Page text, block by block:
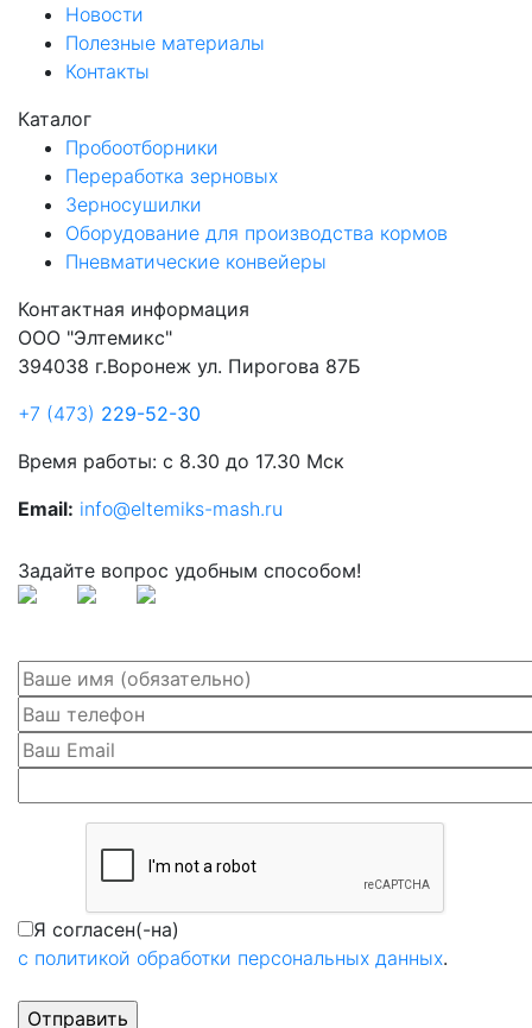
Новости
Полезные материалы
Контакты
Каталог
Пробоотборники
Переработка зерновых
Зерносушилки
Оборудование для производства кормов
Пневматические конвейеры
Контактная информация
ООО "Элтемикс"
394038 г.Воронеж ул. Пирогова 87Б
+7 (473) 229-52-30
Время работы: с 8.30 до 17.30 Мск
Email: info@eltemiks-mash.ru
Задайте вопрос удобным способом!
Я согласен(-на)
с политикой обработки персональных данных.